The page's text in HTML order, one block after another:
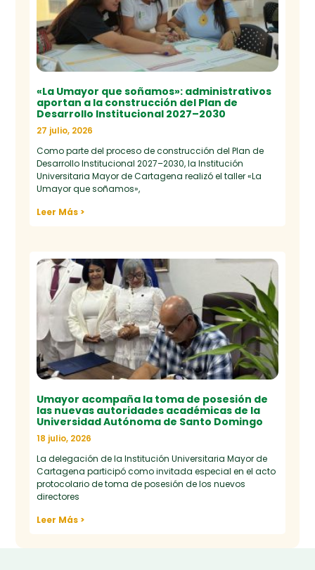
«La Umayor que soñamos»: administrativos
aportan a la construcción del Plan de
Desarrollo Institucional 2027–2030
27 julio, 2026
Como parte del proceso de construcción del Plan de
Desarrollo Institucional 2027–2030, la Institución
Universitaria Mayor de Cartagena realizó el taller «La
Umayor que soñamos»,
Leer Más >
Umayor acompaña la toma de posesión de
las nuevas autoridades académicas de la
Universidad Autónoma de Santo Domingo
18 julio, 2026
La delegación de la Institución Universitaria Mayor de
Cartagena participó como invitada especial en el acto
protocolario de toma de posesión de los nuevos
directores
Leer Más >